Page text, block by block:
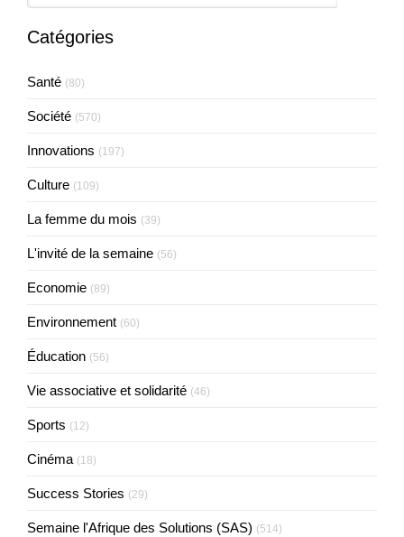
Catégories
Santé (80)
Société (570)
Innovations (197)
Culture (109)
La femme du mois (39)
L'invité de la semaine (56)
Economie (89)
Environnement (60)
Éducation (56)
Vie associative et solidarité (46)
Sports (12)
Cinéma (18)
Success Stories (29)
Semaine l'Afrique des Solutions (SAS) (514)